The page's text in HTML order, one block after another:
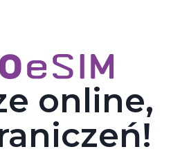
online,